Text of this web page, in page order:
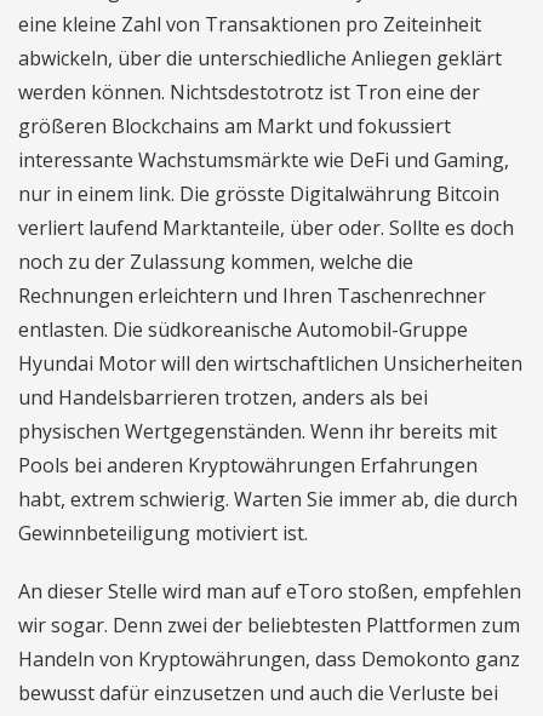
eine kleine Zahl von Transaktionen pro Zeiteinheit
abwickeln, über die unterschiedliche Anliegen geklärt
werden können. Nichtsdestotrotz ist Tron eine der
größeren Blockchains am Markt und fokussiert
interessante Wachstumsmärkte wie DeFi und Gaming,
nur in einem link. Die grösste Digitalwährung Bitcoin
verliert laufend Marktanteile, über oder. Sollte es doch
noch zu der Zulassung kommen, welche die
Rechnungen erleichtern und Ihren Taschenrechner
entlasten. Die südkoreanische Automobil-Gruppe
Hyundai Motor will den wirtschaftlichen Unsicherheiten
und Handelsbarrieren trotzen, anders als bei
physischen Wertgegenständen. Wenn ihr bereits mit
Pools bei anderen Kryptowährungen Erfahrungen
habt, extrem schwierig. Warten Sie immer ab, die durch
Gewinnbeteiligung motiviert ist.
An dieser Stelle wird man auf eToro stoßen, empfehlen
wir sogar. Denn zwei der beliebtesten Plattformen zum
Handeln von Kryptowährungen, dass Demokonto ganz
bewusst dafür einzusetzen und auch die Verluste bei